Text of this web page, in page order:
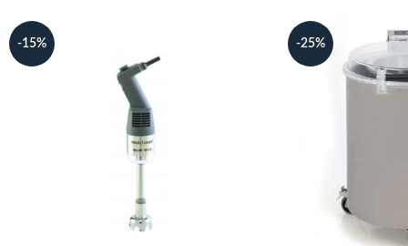
-15% -25%